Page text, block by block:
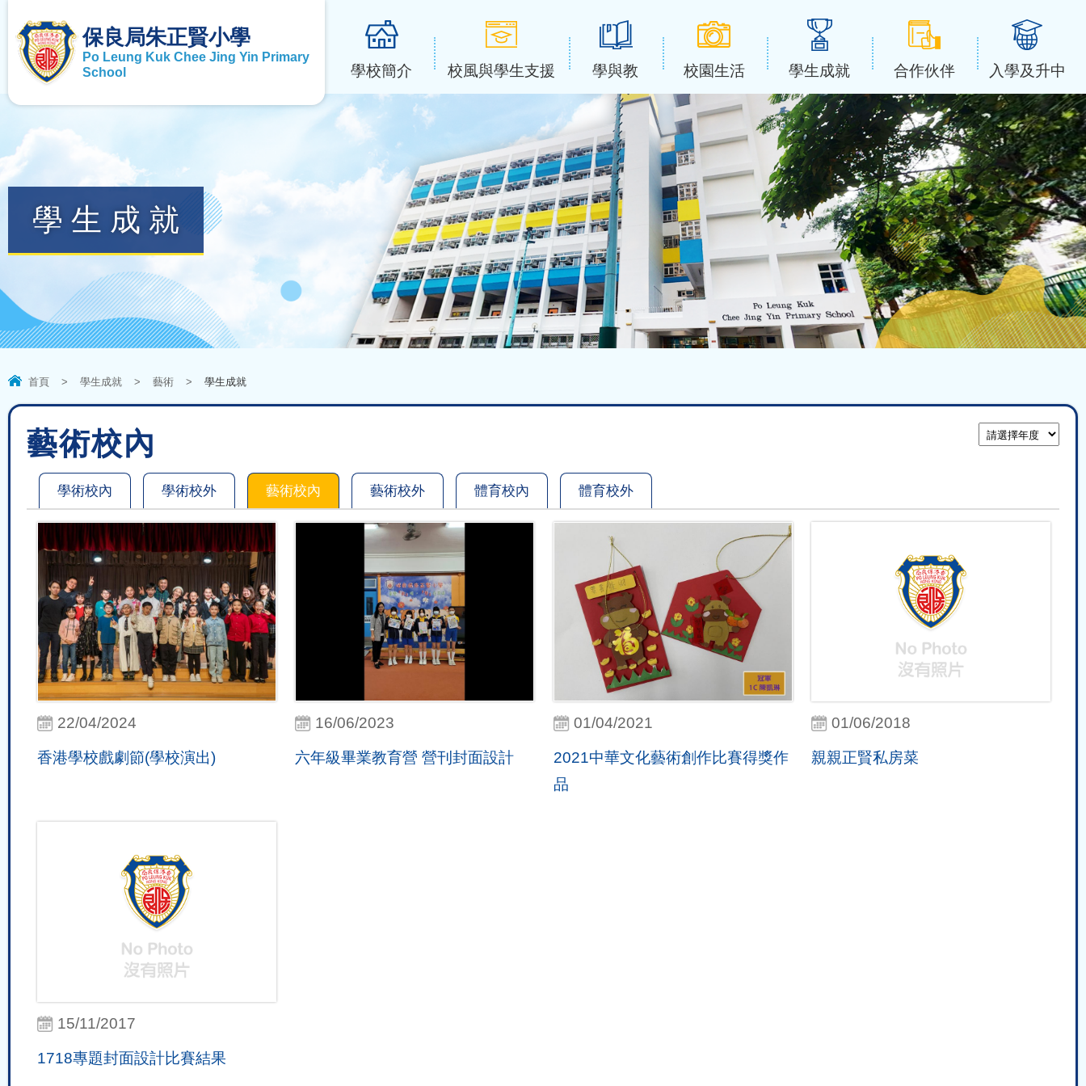
保良局朱正賢小學
Po Leung Kuk Chee Jing Yin Primary
School
學校簡介 校風與學生支援 學與教 校園生活 學生成就 合作伙伴 入學及升中
學生成就
首頁 > 學生成就 > 藝術 > 學生成就
藝術校內
學術校內 學術校外 藝術校內 藝術校外 體育校內 體育校外
22/04/2024
香港學校戲劇節(學校演出)
16/06/2023
六年級畢業教育營 營刊封面設計
01/04/2021
2021中華文化藝術創作比賽得獎作
品
01/06/2018
親親正賢私房菜
15/11/2017
1718專題封面設計比賽結果